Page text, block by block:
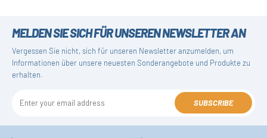
MELDEN SIE SICH FÜR UNSEREN NEWSLETTER AN
Vergessen Sie nicht, sich für unseren Newsletter anzumelden, um
Informationen über unsere neuesten Sonderangebote und Produkte zu
erhalten.
SUBSCRIBE